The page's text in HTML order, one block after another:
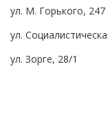
ул. М. Горького, 247
ул.
ул. Зорге, 28/1